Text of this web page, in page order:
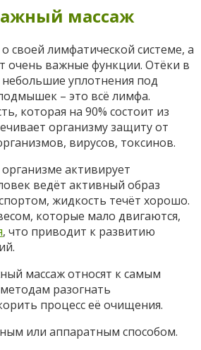
массаж
своей лимфатической системе, а
очень важные функции. Отёки в
небольшие уплотнения под
– это всё лимфа.
которая на 90% состоит из
организму защиту от
вирусов, токсинов.
активирует
ведёт активный образ
жидкость течёт хорошо.
которые мало двигаются,
, что приводит к развитию
массаж относят к самым
разогнать
процесс её очищения.
или аппаратным способом.